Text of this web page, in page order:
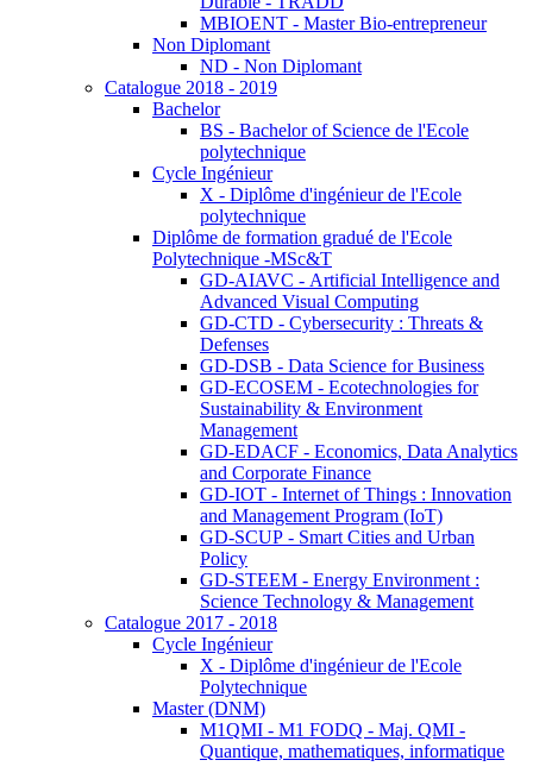
MBIOENT - Master Bio-entrepreneur
Non Diplomant
ND - Non Diplomant
Catalogue 2018 - 2019
Bachelor
BS - Bachelor of Science de l'Ecole
polytechnique
Cycle Ingénieur
X - Diplôme d'ingénieur de l'Ecole
polytechnique
Diplôme de formation gradué de l'Ecole
Polytechnique -MSc&T
GD-AIAVC - Artificial Intelligence and
Advanced Visual Computing
GD-CTD - Cybersecurity : Threats &
Defenses
GD-DSB - Data Science for Business
GD-ECOSEM - Ecotechnologies for
Sustainability & Environment
Management
GD-EDACF - Economics, Data Analytics
and Corporate Finance
GD-IOT - Internet of Things : Innovation
and Management Program (IoT)
GD-SCUP - Smart Cities and Urban
Policy
GD-STEEM - Energy Environment :
Science Technology & Management
Catalogue 2017 - 2018
Cycle Ingénieur
X - Diplôme d'ingénieur de l'Ecole
Polytechnique
Master (DNM)
M1QMI - M1 FODQ - Maj. QMI -
Quantique, mathematiques, informatique